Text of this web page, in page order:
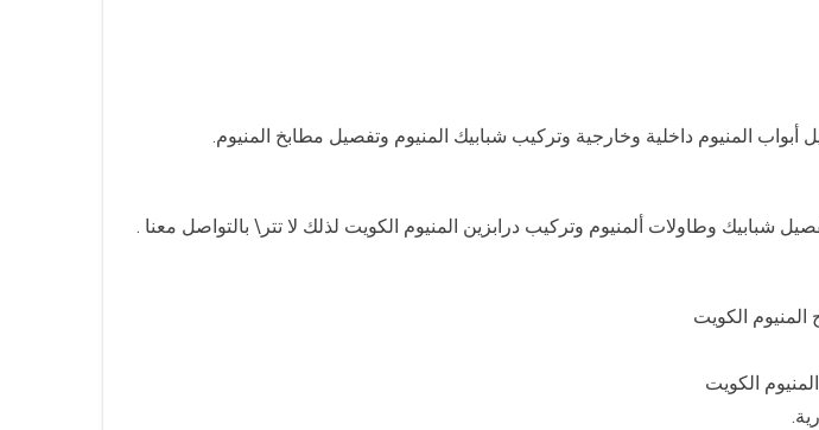
المنيوم داخلية وخارجية وتركيب شبابيك المنيوم وتفصيل مطابخ المنيوم.
شبابيك وطاولات ألمنيوم وتركيب درابزين المنيوم الكويت لذلك لا تتر\ بالتواصل معنا .
المنيوم الكويت
الكويت